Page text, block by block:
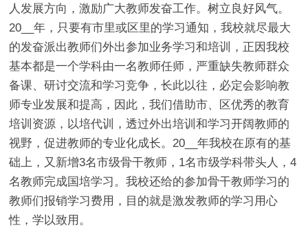
人发展方向，激励广大教师发奋工作。树立良好风气。
20__年，只要有市里或区里的学习通知，我校就尽最大
的发奋派出教师们外出参加业务学习和培训，正因我校
基本都是一个学科由一名教师任师，严重缺失教师群众
备课、研讨交流和学习竞争，长此以往，必定会影响教
师专业发展和提高，因此，我们借助市、区优秀的教育
培训资源，以培代训，透过外出培训和学习开阔教师的
视野，促进教师的专业化成长。20__年我校在原有的基
础上，又新增3名市级骨干教师，1名市级学科带头人，4
名教师完成国培学习。我校还给的参加骨干教师学习的
教师们报销学习费用，目的就是激发教师的学习用心
性，学以致用。